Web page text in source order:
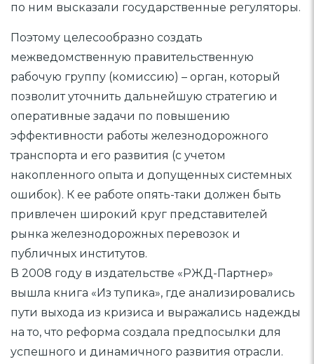
по ним высказали государственные регуляторы.
Поэтому целесообразно создать
межведомственную правительственную
рабочую группу (комиссию) – орган, который
позволит уточнить дальнейшую стратегию и
оперативные задачи по повышению
эффективности работы железнодорожного
транспорта и его развития (с учетом
накопленного опыта и допущенных системных
ошибок). К ее работе опять-таки должен быть
привлечен широкий круг представителей
рынка железнодорожных перевозок и
публичных институтов.
В 2008 году в издательстве «РЖД-Партнер»
вышла книга «Из тупика», где анализировались
пути выхода из кризиса и выражались надежды
на то, что реформа создала предпосылки для
успешного и динамичного развития отрасли.